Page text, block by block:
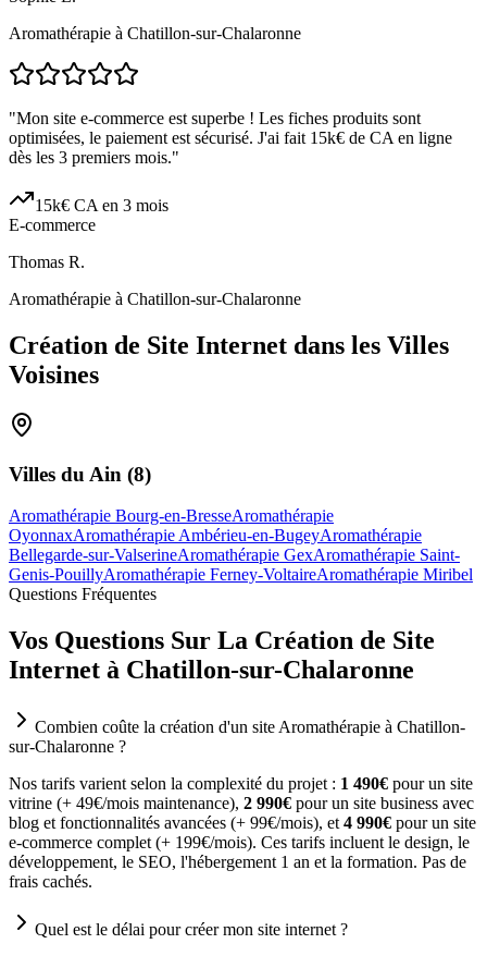
Aromathérapie à Chatillon-sur-Chalaronne
"Mon site e-commerce est superbe ! Les fiches produits sont
optimisées, le paiement est sécurisé. J'ai fait 15k€ de CA en ligne
dès les 3 premiers mois."
15k€ CA en 3 mois
E-commerce
Thomas R.
Aromathérapie à Chatillon-sur-Chalaronne
Création de Site Internet dans les Villes
Voisines
Villes du Ain (8)
Aromathérapie Bourg-en-BresseAromathérapie
OyonnaxAromathérapie Ambérieu-en-BugeyAromathérapie
Bellegarde-sur-ValserineAromathérapie GexAromathérapie Saint-
Genis-PouillyAromathérapie Ferney-VoltaireAromathérapie Miribel
Questions Fréquentes
Vos Questions Sur La Création de Site
Internet à Chatillon-sur-Chalaronne
Combien coûte la création d'un site Aromathérapie à Chatillon-
sur-Chalaronne ?
Nos tarifs varient selon la complexité du projet : 1 490€ pour un site
vitrine (+ 49€/mois maintenance), 2 990€ pour un site business avec
blog et fonctionnalités avancées (+ 99€/mois), et 4 990€ pour un site
e-commerce complet (+ 199€/mois). Ces tarifs incluent le design, le
développement, le SEO, l'hébergement 1 an et la formation. Pas de
frais cachés.
Quel est le délai pour créer mon site internet ?